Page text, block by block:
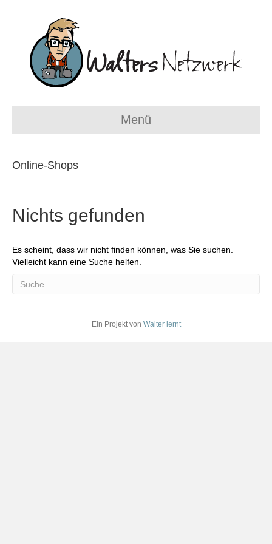
Menü
Online-Shops
Nichts gefunden
Es scheint, dass wir nicht finden können, was Sie suchen.
Vielleicht kann eine Suche helfen.
Ein Projekt von Walter lernt